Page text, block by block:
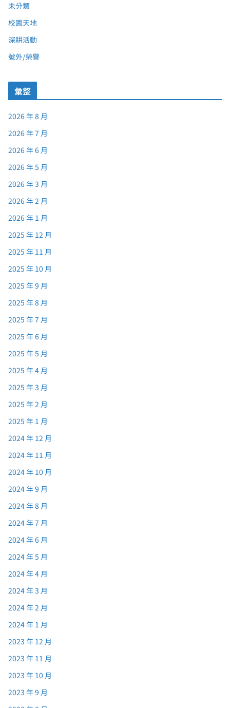
未分類
校園天地
深耕活動
號外/榮譽
彙整
2026 年 8 月
2026 年 7 月
2026 年 6 月
2026 年 5 月
2026 年 3 月
2026 年 2 月
2026 年 1 月
2025 年 12 月
2025 年 11 月
2025 年 10 月
2025 年 9 月
2025 年 8 月
2025 年 7 月
2025 年 6 月
2025 年 5 月
2025 年 4 月
2025 年 3 月
2025 年 2 月
2025 年 1 月
2024 年 12 月
2024 年 11 月
2024 年 10 月
2024 年 9 月
2024 年 8 月
2024 年 7 月
2024 年 6 月
2024 年 5 月
2024 年 4 月
2024 年 3 月
2024 年 2 月
2024 年 1 月
2023 年 12 月
2023 年 11 月
2023 年 10 月
2023 年 9 月